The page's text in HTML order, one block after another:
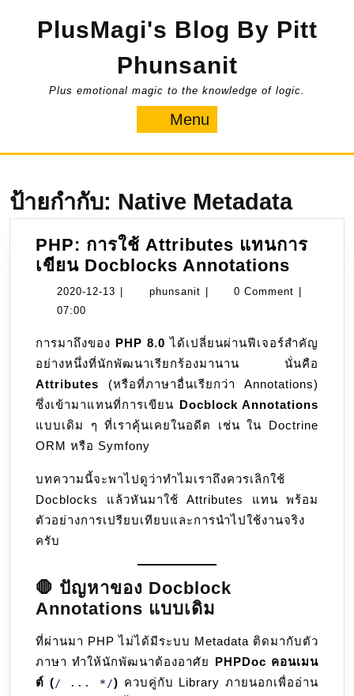
PlusMagi's Blog By Pitt
Phunsanit
Plus emotional magic to the knowledge of logic.
Menu
ป้ายกำกับ: Native Metadata
PHP: การใช้ Attributes แทนการ
เขียน Docblocks Annotations
การ
แทน
การ
เขียน
2020-12-13 2020- phunsanit phunsanit0 Comment
07:00
การมาถึงของ PHP 8.0 ได้เปลี่ยนผ่านฟีเจอร์สำคัญ
อย่างหนึ่งที่นักพัฒนาเรียกร้องมานาน นั่นคือ
Attributes (หรือที่ภาษาอื่นเรียกว่า Annotations)
ซึ่งเข้ามาแทนที่การเขียน Docblock Annotations
แบบเดิม ๆ ที่เราคุ้นเคยในอดีต เช่น ใน Doctrine
ORM หรือ Symfony
บทความนี้จะพาไปดูว่าทำไมเราถึงควรเลิกใช้
Docblocks แล้วหันมาใช้ Attributes แทน พร้อม
ตัวอย่างการเปรียบเทียบและการนำไปใช้งานจริง
ครับ
🛑 ปัญหาของ Docblock
Annotations แบบเดิม
ที่ผ่านมา PHP ไม่ได้มีระบบ Metadata ติดมากับตัว
ภาษา ทำให้นักพัฒนาต้องอาศัย PHPDoc คอนเมน
ต์ (/ ... */) ควบคู่กับ Library ภายนอกเพื่ออ่าน